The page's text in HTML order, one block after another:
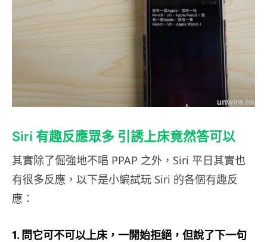
Siri 有趣反應眾多 引誘上床竟然答可以
其實除了倔強地不唱 PPAP 之外，Siri 平日其實也
有很多反應，以下是小編試玩 Siri 的各個有趣反
應：
1. 問它可不可以上床，一開始拒絕，但說了下一句